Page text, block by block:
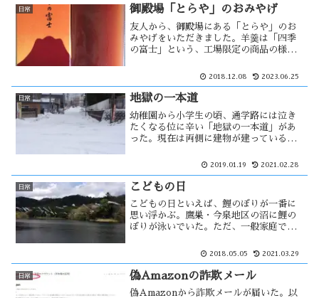
いう事になるが、無症状感染者が多く存
日常 御殿場「とらや」のおみやげ
友人から、御殿場にある「とらや」のお
みやげをいただきました。羊羹は「四季
の富士」という、工場限定の商品の様で
ため、もったいなくて家族で少しずつ分
みると・・
2018.12.08 2023.06.25
日常 地獄の一本道
幼稚園から小学生の頃、通学路には泣き
たくなる位に辛い「地獄の一本道」があ
った。現在は両側に建物が建っている
らす場所であった。そのため、冬の北風
らなかった。小さい体にはそれが辛
2019.01.19 2021.02.28
日常 こどもの日
こどもの日といえば、鯉のぼりが一番に
思い浮かぶ。鷹巣・今泉地区の沼に鯉の
ぼりが泳いでいた。ただ、一般家庭では
たのではないだろうか。少子化の影響も
婦が新興住宅街に住む様になった事が原
2018.05.05 2021.03.29
日常 偽Amazonの詐欺メール
偽Amazonから詐欺メールが届いた。以